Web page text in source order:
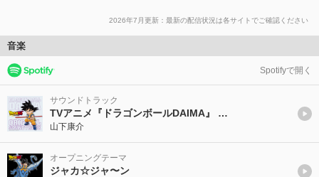
2026年7月更新：最新の配信状況は各サイトでご確認ください
音楽
Spotifyで開く
サウンドトラック
TVアニメ『ドラゴンボールDAIMA』 オリジナル・サウンドトラック
山下康介
オープニングテーマ
ジャカ☆ジャ〜ン